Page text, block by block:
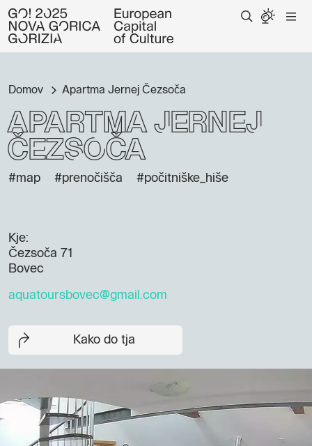
Domov Apartma Jernej Čezsoča
Apartma Jernej
Čezsoča
#map #prenočišča #počitniške_hiše
Kje:
Čezsoča 71
Bovec
aquatoursbovec@gmail.com
Kako do tja